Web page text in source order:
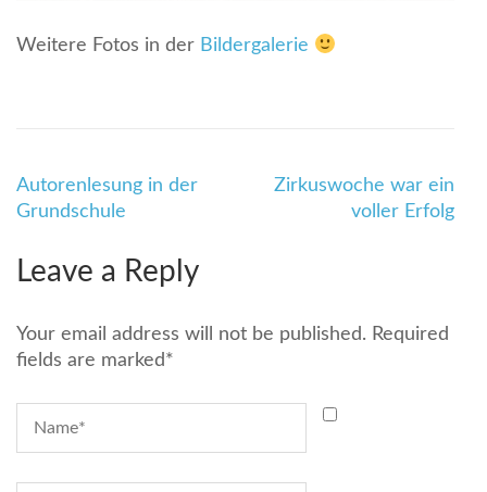
Weitere Fotos in der Bildergalerie
Beitragsnavigation
Autorenlesung in der
Grundschule
Zirkuswoche war ein
voller Erfolg
Leave a Reply
Your email address will not be published. Required
fields are marked*